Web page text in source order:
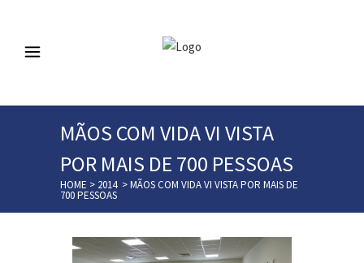
MÃOS COM VIDA VI VISTA
POR MAIS DE 700 PESSOAS
HOME > 2014 >MÃOS COM VIDA VI VISTA POR MAIS DE
700 PESSOAS